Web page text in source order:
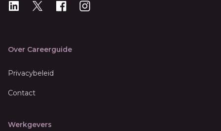
LinkedIn
X Instagram
Over Careerguide
Privacybeleid
Contact
Werkgevers